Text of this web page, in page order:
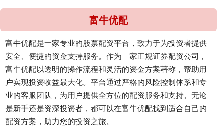
富牛优配
富牛优配是一家专业的股票配资平台，致力于为投资者提供
安全、便捷的资金支持服务。作为一家正规证券配资公司，
富牛优配以透明的操作流程和灵活的资金方案著称，帮助用
户实现投资收益最大化。平台通过严格的风险控制体系和专
业的客服团队，为用户提供全方位的配资服务和支持。无论
是新手还是资深投资者，都可以在富牛优配找到适合自己的
配资方案，助力您的投资之旅。